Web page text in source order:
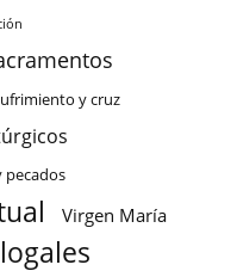
y cruz
pecados
Virgen María